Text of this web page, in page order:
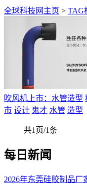
全球科技网主页 > TAG
吹风机上市：水管造型
市 设计 鬼才 水管 造型
共1页/1条
每日新闻
2026年东莞硅胶制品